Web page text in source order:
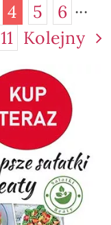
4 5 6 ···
11 Kolejny